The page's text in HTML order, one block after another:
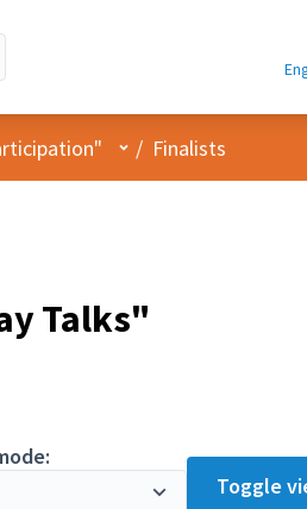
User menu
/ Finalists
Talks"
Toggle